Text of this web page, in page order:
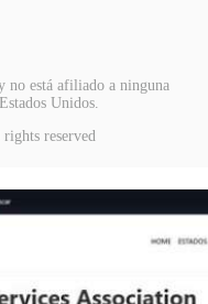
no está afiliado a ninguna
Unidos.
reserved